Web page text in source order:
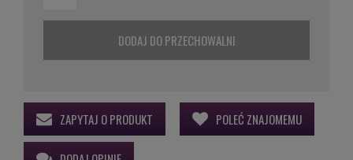
DODAJ DO PRZECHOWALNI
ZAPYTAJ O PRODUKT POLEĆ ZNAJOMEMU